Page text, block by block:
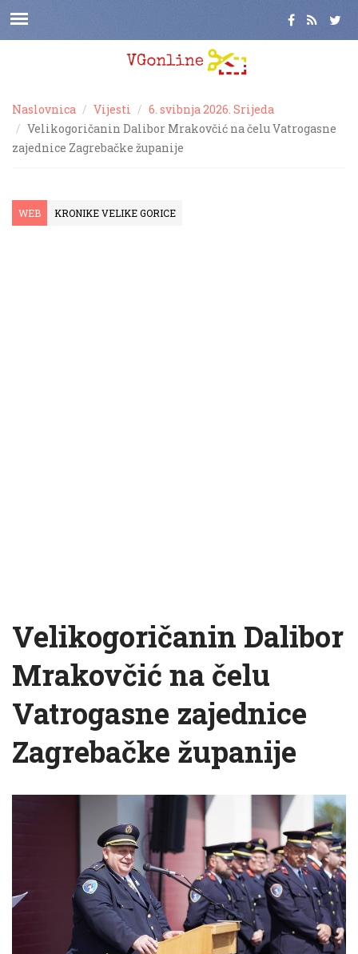
Naslovnica Vijesti
6. svibnja 2026. Srijeda
Velikogoričanin Dalibor Mrakovčić na čelu Vatrogasne
zajednice Zagrebačke županije
WEB KRONIKE VELIKE GORICE
Velikogoričanin Dalibor
Mrakovčić na čelu
Vatrogasne zajednice
Zagrebačke županije